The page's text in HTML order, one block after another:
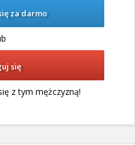
za darmo
się
z tym mężczyzną!